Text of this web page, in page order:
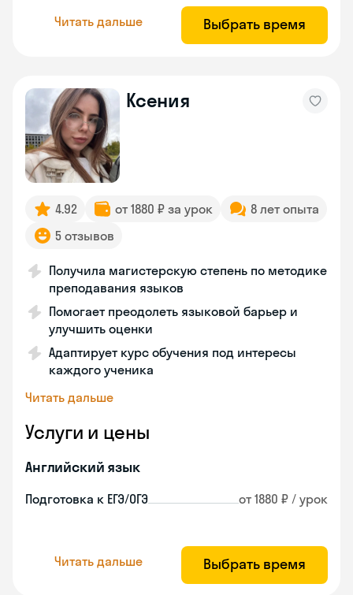
Читать дальше Выбрать время
Ксения
4.92 от 1880 ₽ за урок
8 лет опыта
5 отзывов
Получила магистерскую степень по методике
преподавания языков
Помогает преодолеть языковой барьер и
улучшить оценки
Адаптирует курс обучения под интересы
каждого ученика
Читать дальше
Услуги и цены
Английский язык
Подготовка к ЕГЭ/ОГЭ от 1880 ₽ / урок
Читать дальше Выбрать время